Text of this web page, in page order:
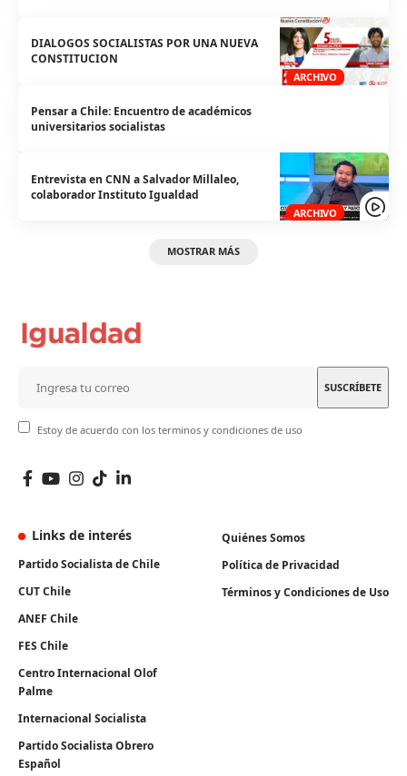
ARCHIVO
DIALOGOS SOCIALISTAS POR UNA NUEVA
CONSTITUCION
Pensar a Chile: Encuentro de académicos
universitarios socialistas
ARCHIVO
Entrevista en CNN a Salvador Millaleo,
colaborador Instituto Igualdad
MOSTRAR MÁS
Estoy de acuerdo con los terminos y condiciones de uso
Links de interés
Partido Socialista de Chile
CUT Chile
ANEF Chile
FES Chile
Centro Internacional Olof
Palme
Internacional Socialista
Partido Socialista Obrero
Español
Quiénes Somos
Política de Privacidad
Términos y Condiciones de Uso